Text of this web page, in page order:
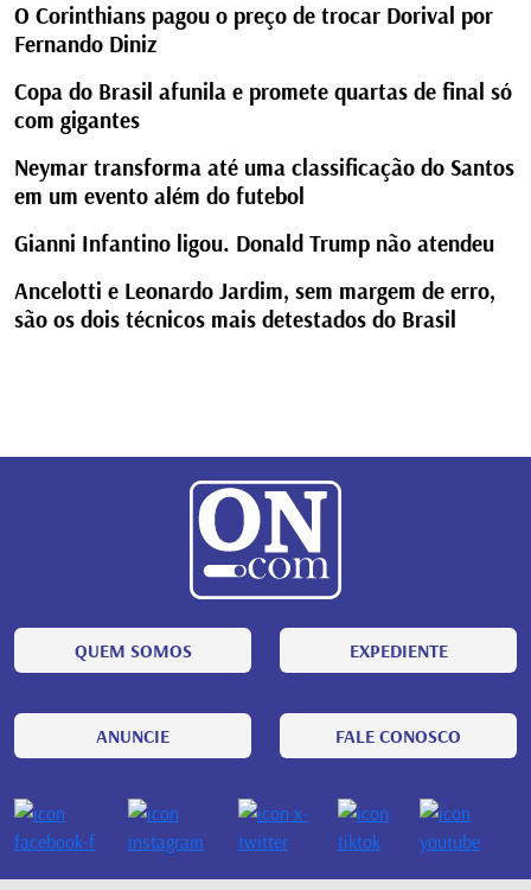
O Corinthians pagou o preço de trocar Dorival por
Fernando Diniz
Copa do Brasil afunila e promete quartas de final só
com gigantes
Neymar transforma até uma classificação do Santos
em um evento além do futebol
Gianni Infantino ligou. Donald Trump não atendeu
Ancelotti e Leonardo Jardim, sem margem de erro,
são os dois técnicos mais detestados do Brasil
QUEM SOMOS EXPEDIENTE
ANUNCIE FALE CONOSCO